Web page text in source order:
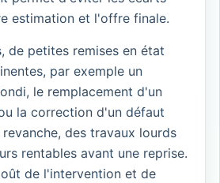
estimation et l'offre finale.
de petites remises en état
par exemple un
le remplacement d'un
la correction d'un défaut
des travaux lourds
rentables avant une reprise.
de l'intervention et de